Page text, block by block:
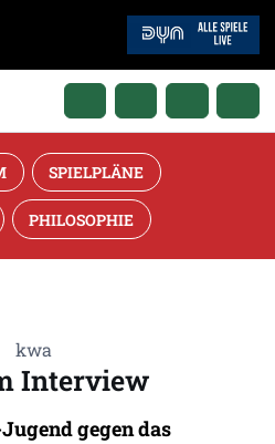
SPIELPLÄNE
PHILOSOPHIE
kwa
Interview
gegen das